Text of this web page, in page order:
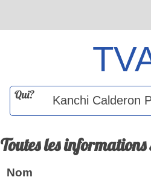
Qui?
Toutes les
Nom